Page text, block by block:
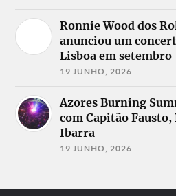
Ronnie Wood dos
anunciou um
Lisboa em setembro
19 JUNHO, 2026
Azores Burning
com Capitão Fausto,
Ibarra
19 JUNHO, 2026